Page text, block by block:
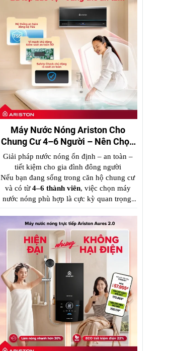
Máy Nước Nóng Ariston Cho
Chung Cư 4–6 Người – Nên Chọn
Loại Nào?
Giải pháp nước nóng ổn định – an toàn –
tiết kiệm cho gia đình đông người
Nếu bạn đang sống trong căn hộ chung cư
và có từ4–6 thành viên, việc chọn máy
nước nóng phù hợp là cực kỳ quan trọng.
nước nóng, trong khi chọn sai loại có thể
tốn điện và nguy hiểm.